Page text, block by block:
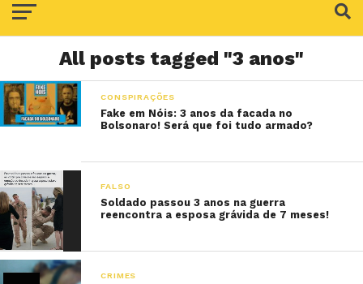
All posts tagged "3 anos"
CONSPIRAÇÕES
Fake em Nóis: 3 anos da facada no
Bolsonaro! Será que foi tudo armado?
FALSO
Soldado passou 3 anos na guerra
reencontra a esposa grávida de 7 meses!
CRIMES